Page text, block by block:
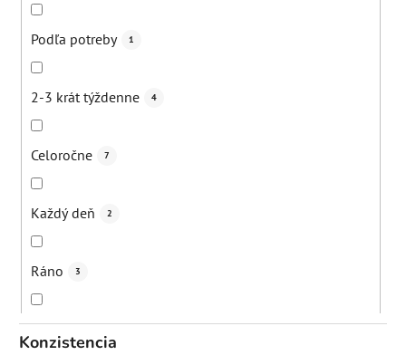
Podľa potreby 1
2-3 krát týždenne 4
Celoročne 7
Každý deň 2
Ráno 3
Večer
Konzistencia